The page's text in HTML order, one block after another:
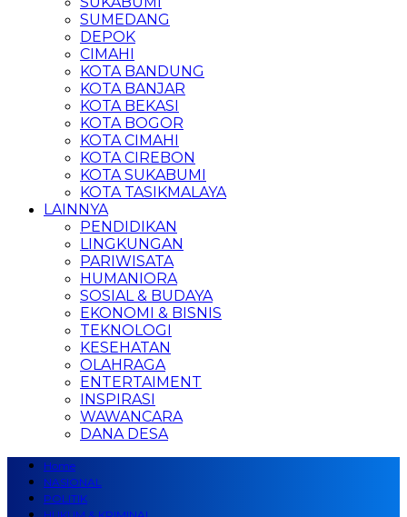
SUMEDANG
DEPOK
CIMAHI
KOTA BANDUNG
KOTA BANJAR
KOTA BEKASI
KOTA BOGOR
KOTA CIMAHI
KOTA CIREBON
KOTA SUKABUMI
KOTA TASIKMALAYA
LAINNYA
PENDIDIKAN
LINGKUNGAN
PARIWISATA
HUMANIORA
SOSIAL & BUDAYA
EKONOMI & BISNIS
TEKNOLOGI
KESEHATAN
OLAHRAGA
ENTERTAIMENT
INSPIRASI
WAWANCARA
DANA DESA
Home
NASIONAL
POLITIK